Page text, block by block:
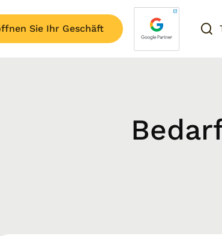
Sie Ihr Geschäft